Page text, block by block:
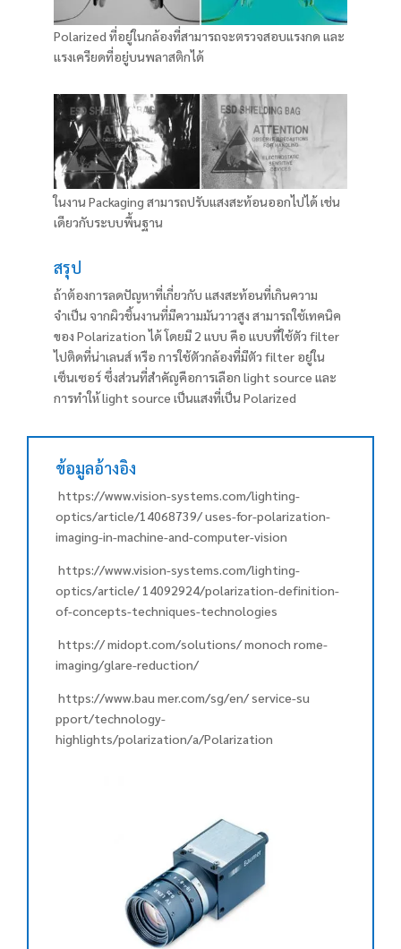
Polarized ที่อยู่ในกล้องที่สามารถจะตรวจสอบแรงกด และ
แรงเครียดที่อยู่บนพลาสติกได้
ในงาน Packaging สามารถปรับแสงสะท้อนออกไปได้ เช่น
เดียวกับระบบพื้นฐาน
สรุป
ถ้าต้องการลดปัญหาที่เกี่ยวกับ แสงสะท้อนที่เกินความ
จำเป็น จากผิวชิ้นงานที่มีความมันวาวสูง สามารถใช้เทคนิค
ของ Polarization ได้ โดยมี 2 แบบ คือ แบบที่ใช้ตัว filter
ไปติดที่น่าเลนส์ หรือ การใช้ตัวกล้องที่มีตัว filter อยู่ใน
เซ็นเซอร์ ซึ่งส่วนที่สำคัญคือการเลือก light source และ
การทำให้ light source เป็นแสงที่เป็น Polarized
ข้อมูลอ้างอิง
https://www.vision-systems.com/lighting-
optics/article/14068739/ uses-for-polarization-
imaging-in-machine-and-computer-vision
https://www.vision-systems.com/lighting-
optics/article/ 14092924/polarization-definition-
of-concepts-techniques-technologies
https:// midopt.com/solutions/ monoch rome-
imaging/glare-reduction/
https://www.bau mer.com/sg/en/ service-su
pport/technology-
highlights/polarization/a/Polarization